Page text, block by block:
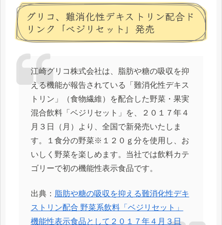
グリコ、難消化性デキストリン配合ド
リンク「ベジリセット」発売
江崎グリコ株式会社は、脂肪や糖の吸収を抑
える機能が報告されている「難消化性デキス
トリン」（食物繊維）を配合した野菜・果実
混合飲料「ベジリセット」を、２０１７年４
月３日（月）より、全国で新発売いたしま
す。１食分の野菜※１２０ｇ分を使用し、お
いしく野菜を楽しめます。当社では飲料カテ
ゴリーで初の機能性表示食品です。
出典： 脂肪や糖の吸収を抑える難消化性デキ
ストリン配合 野菜系飲料「ベジリセット」
機能性表示食品として２０１７年４月３日